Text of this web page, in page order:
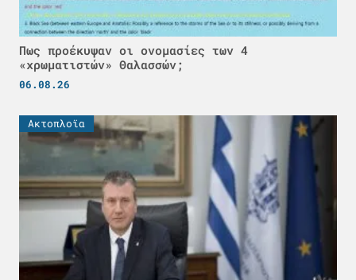
Πως προέκυψαν οι ονομασίες των 4
«χρωματιστών» Θαλασσών;
06.08.26
Ακτοπλοϊα